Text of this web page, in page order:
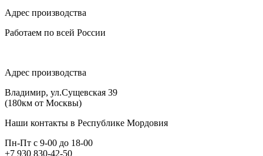
Адрес производства
Работаем по всей России
Адрес производства
Владимир, ул.Сущевская 39
(180км от Москвы)
Наши контакты в Республике Мордовия
Пн-Пт с 9-00 до 18-00
+7 930 830-42-50